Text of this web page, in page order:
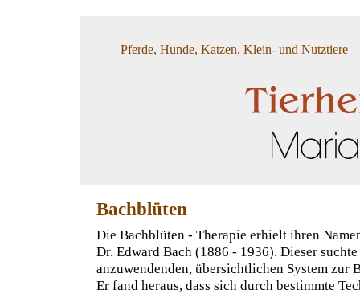
Pferde, Hunde, Katzen, Klein- und Nutztiere
Bachblüten
Die Bachblüten - Therapie erhielt ihren
Dr. Edward Bach (1886 - 1936). Dieser
anzuwendenden, übersichtlichen System zur
Er fand heraus, dass sich durch bestimmte